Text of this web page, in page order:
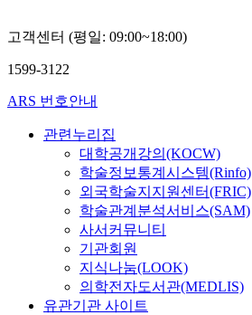
고객센터 (평일: 09:00~18:00)
1599-3122
ARS 번호안내
관련누리집
대학공개강의(KOCW)
학술정보통계시스템(Rinfo)
외국학술지지원센터(FRIC)
학술관계분석서비스(SAM)
사서커뮤니티
기관회원
지식나눔(LOOK)
의학전자도서관(MEDLIS)
유관기관 사이트